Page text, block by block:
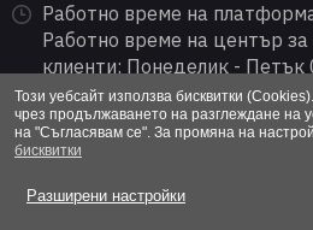
Работно време на
Работно време на център
клиенти: Понеделик - Петък
Събота: 10:00 - 14:00 ч.
Неделя: Почивен ден
„Алткойнс БГ“ ЕООД е
Този уебсайт използва бисквитки
чрез продължаването на разглеждане на
на "Съгласявам се". За промяна на
бисквитки
Разширени настройки